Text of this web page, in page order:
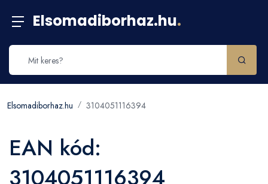
Elsomadiborhaz.hu.
Elsomadiborhaz.hu 3104051116394
EAN kód: